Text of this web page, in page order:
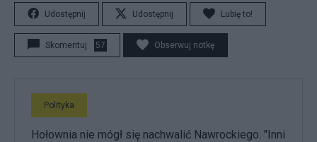
Udostępnij Udostępnij Lubię to!
Skomentuj 57 Obserwuj notkę
Polityka
Hołownia nie mógł się nachwalić Nawrockiego. "Inni